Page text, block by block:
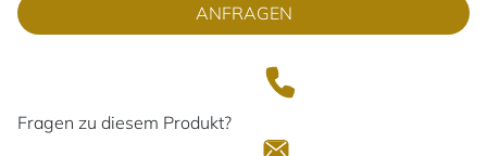
ANFRAGEN
Fragen zu diesem Produkt?